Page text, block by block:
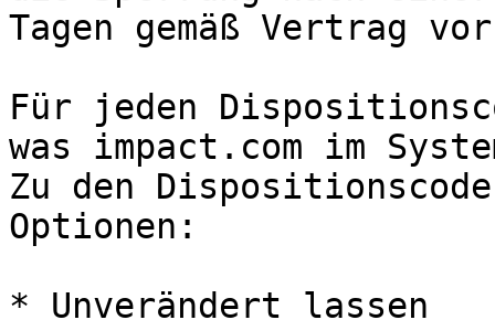
Tagen gemäß Vertrag
Für jeden
was impact.com im
Zu den
Optionen:
* Unverändert lassen